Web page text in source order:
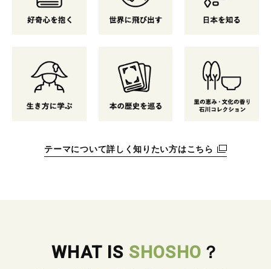
テーマについて詳しく知りたい方はこちら
WHAT IS SHOSHO ？